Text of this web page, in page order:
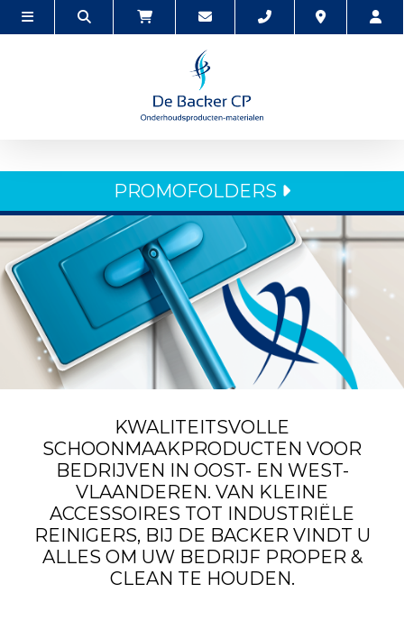
PROMOFOLDERS
KWALITEITSVOLLE
SCHOONMAAKPRODUCTEN VOOR
BEDRIJVEN IN OOST- EN WEST-
VLAANDEREN. VAN KLEINE
ACCESSOIRES TOT INDUSTRIËLE
REINIGERS, BIJ DE BACKER VINDT U
ALLES OM UW BEDRIJF PROPER &
CLEAN TE HOUDEN.